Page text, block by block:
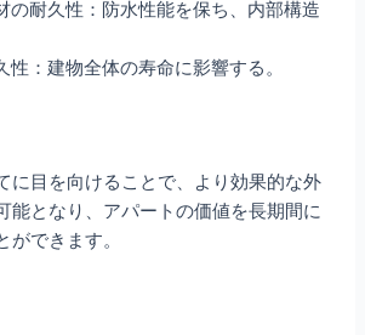
の耐久性：防水性能を保ち、内部構造
性：建物全体の寿命に影響する。
に目を向けることで、より効果的な外
能となり、アパートの価値を長期間に
できます。